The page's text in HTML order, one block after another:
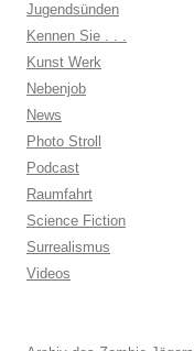
Jugendsünden
Kennen Sie . . .
Kunst Werk
Nebenjob
News
Photo Stroll
Podcast
Raumfahrt
Science Fiction
Surrealismus
Videos